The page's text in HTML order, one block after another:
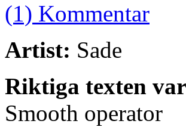
(1) Kommentar
Artist: Sade
Riktiga texten
Smooth operator